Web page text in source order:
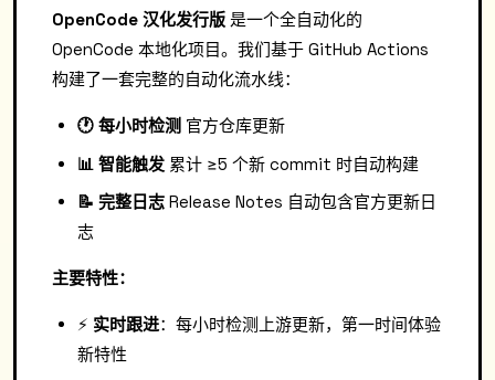
OpenCode 汉化发行版 是一个全自动化的
OpenCode 本地化项目。我们基于 GitHub Actions
构建了一套完整的自动化流水线：
🕐 每小时检测 官方仓库更新
📊 智能触发累计 ≥5 个新 commit 时自动构建
📝 完整日志Release Notes 自动包含官方更新日
志
主要特性：
⚡️ 实时跟进：每小时检测上游更新，第一时间体验
新特性